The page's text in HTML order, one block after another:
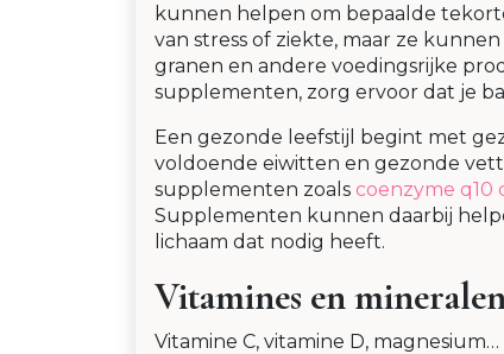
kunnen helpen om bepaalde
van stress of ziekte, maar ze
granen en andere voedingsrijke
supplementen, zorg ervoor dat je
Een gezonde leefstijl begint met
voldoende eiwitten en gezonde
supplementen zoals coenzyme q10
Supplementen kunnen daarbij
lichaam dat nodig heeft.
Vitamines en
Vitamine C, vitamine D,